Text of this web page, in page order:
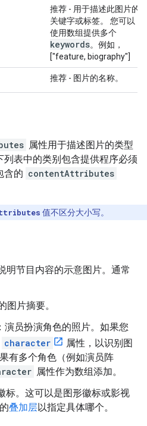
推荐 - 用于描述此图片的
关键字或标签。 您可以
使用数组提供多个
keywords。例如，
["feature, biography"]
推荐 - 图片的名称。
属性用于描述图片的类型
表中的类别包含提供程序必须
含的 contentAttributes
值不区分大小写。
明节目内容的示意图片。通常
图片摘要。
：演员扮演角色的照片。如果您
character
属性，以识别图
有多个角色（例如演员阵
属性作为数组添加。
标。这可以是图形徽标或影视
叠加层以指定具体哪个。